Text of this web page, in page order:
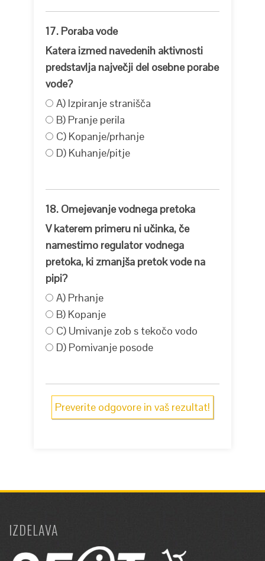
17. Poraba vode
Katera izmed navedenih aktivnosti
predstavlja največji del osebne porabe
vode?
A) Izpiranje stranišča
B) Pranje perila
C) Kopanje/prhanje
D) Kuhanje/pitje
18. Omejevanje vodnega pretoka
V katerem primeru ni učinka, če
namestimo regulator vodnega
pretoka, ki zmanjša pretok vode na
pipi?
A) Prhanje
B) Kopanje
C) Umivanje zob s tekočo vodo
D) Pomivanje posode
Preverite odgovore in vaš rezultat!
IZDELAVA